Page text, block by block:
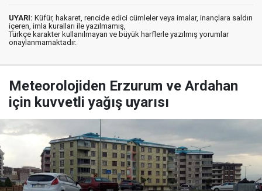
UYARI: Küfür, hakaret, rencide edici cümleler veya imalar, inançlara saldırı
içeren, imla kuralları ile yazılmamış,
Türkçe karakter kullanılmayan ve büyük harflerle yazılmış yorumlar
onaylanmamaktadır.
Meteorolojiden Erzurum ve Ardahan
için kuvvetli yağış uyarısı